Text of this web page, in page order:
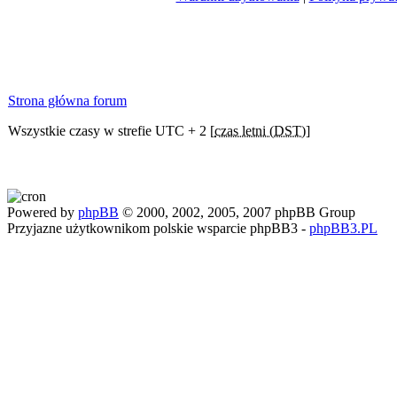
Strona główna forum
Wszystkie czasy w strefie UTC + 2 [czas letni (DST)]
Powered by phpBB © 2000, 2002, 2005, 2007 phpBB Group
Przyjazne użytkownikom polskie wsparcie phpBB3 - phpBB3.PL